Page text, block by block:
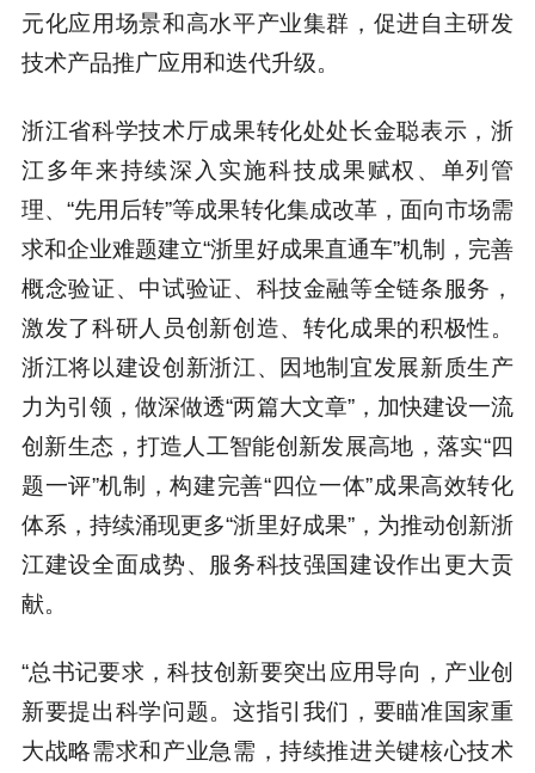
元化应用场景和高水平产业集群，促进自主研发
技术产品推广应用和迭代升级。
浙江省科学技术厅成果转化处处长金聪表示，浙
江多年来持续深入实施科技成果赋权、单列管
理、“先用后转”等成果转化集成改革，面向市场需
求和企业难题建立“浙里好成果直通车”机制，完善
概念验证、中试验证、科技金融等全链条服务，
激发了科研人员创新创造、转化成果的积极性。
浙江将以建设创新浙江、因地制宜发展新质生产
力为引领，做深做透“两篇大文章”，加快建设一流
创新生态，打造人工智能创新发展高地，落实“四
题一评”机制，构建完善“四位一体”成果高效转化
体系，持续涌现更多“浙里好成果”，为推动创新浙
江建设全面成势、服务科技强国建设作出更大贡
献。
“总书记要求，科技创新要突出应用导向，产业创
新要提出科学问题。这指引我们，要瞄准国家重
大战略需求和产业急需，持续推进关键核心技术